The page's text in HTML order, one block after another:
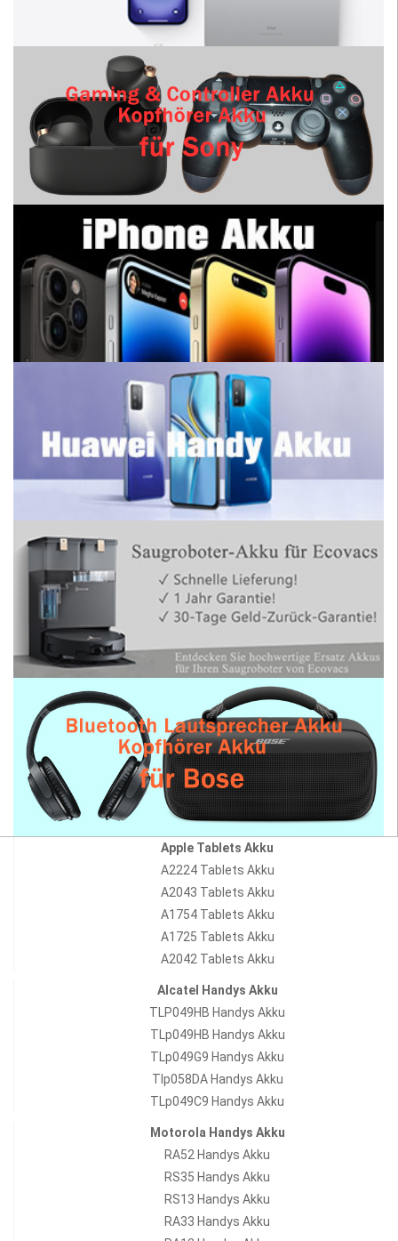
Apple Tablets Akku
A2224 Tablets Akku
A2043 Tablets Akku
A1754 Tablets Akku
A1725 Tablets Akku
A2042 Tablets Akku
Alcatel Handys Akku
TLP049HB Handys Akku
TLp049HB Handys Akku
TLp049G9 Handys Akku
Tlp058DA Handys Akku
TLp049C9 Handys Akku
Motorola Handys Akku
RA52 Handys Akku
RS35 Handys Akku
RS13 Handys Akku
RA33 Handys Akku